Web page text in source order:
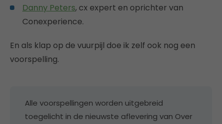
Danny Peters, cx expert en oprichter van
Conexperience.
En als klap op de vuurpijl doe ik zelf ook nog een
voorspelling.
Alle voorspellingen worden uitgebreid
toegelicht in de nieuwste aflevering van Over